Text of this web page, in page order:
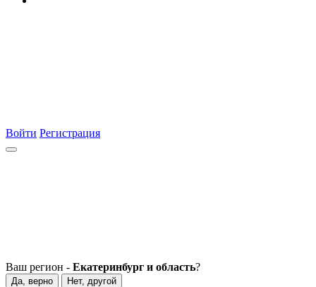
Войти Регистрация
Ваш регион - Екатеринбург и область?
Да, верно Нет, другой